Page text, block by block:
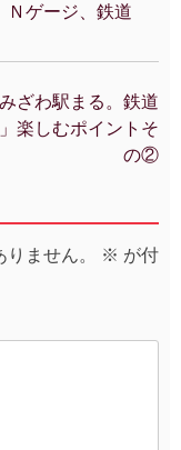
Ｎゲージ、鉄道
みざわ駅まる。鉄道
楽しむポイントそ
の②
ません。 ※ が付